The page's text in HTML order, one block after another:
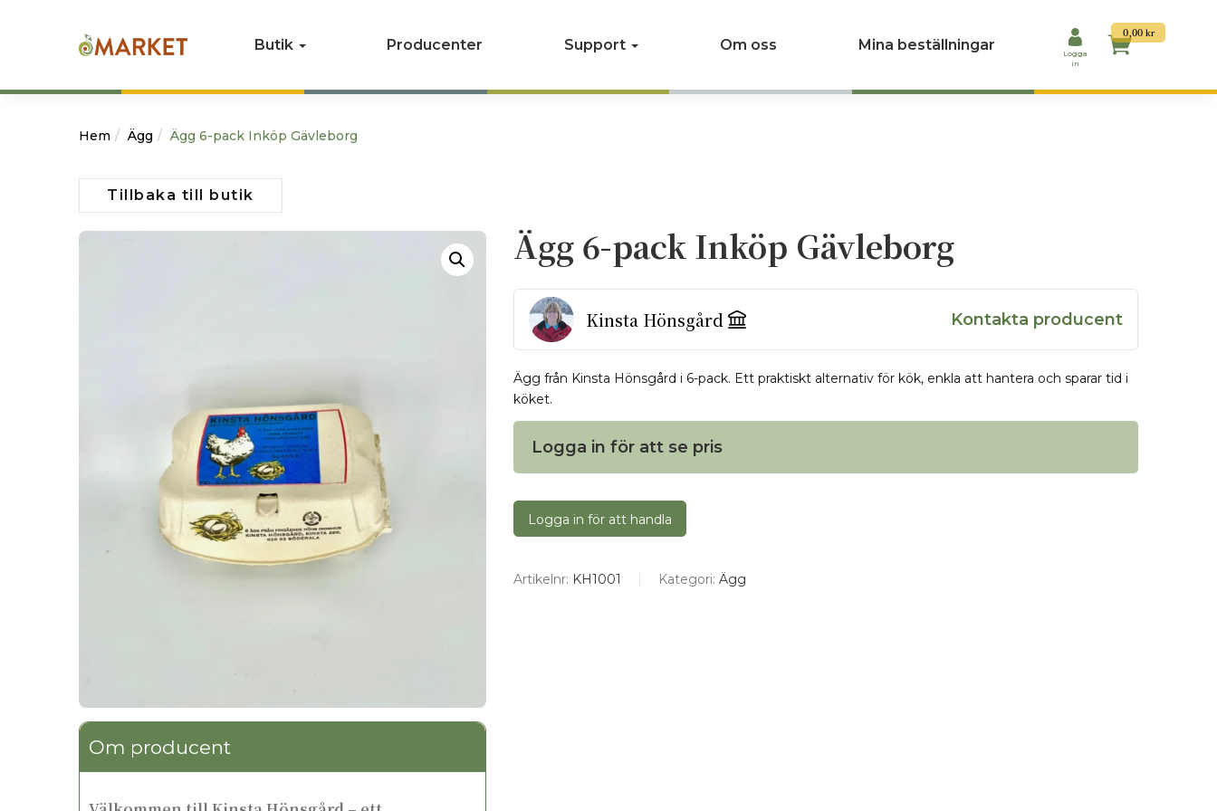
Butik Producenter Support Om oss Mina beställningar
Logga
in
0,00 kr
Hem Ägg Ägg 6-pack Inköp Gävleborg
Tillbaka till butik
Om producent
Ägg 6-pack Inköp Gävleborg
Kinsta Hönsgård Kontakta producent
Ägg från Kinsta Hönsgård i 6-pack. Ett praktiskt alternativ för kök, enkla att hantera och sparar tid i
köket.
Logga in för att se pris
Logga in för att handla
Artikelnr: KH1001 Kategori: Ägg